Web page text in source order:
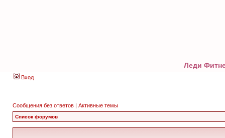
Леди
Вход
Сообщения без ответов | Активные темы
Список форумов